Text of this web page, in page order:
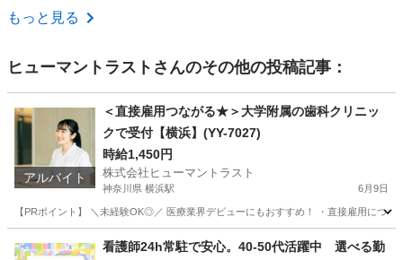
東京 羽村市
もっと見る
ヒューマントラスト さんのその他の投稿記事：
アルバイト
＜直接雇用つながる★＞大学附属の歯科クリニッ
クで受付【横浜】(YY-7027)
時給1,450円
株式会社ヒューマントラスト
神奈川県 横浜駅 6月9日
【PRポイント】 ＼未経験OK◎／ 医療業界デビューにもおすすめ！ ・直接雇用に
横浜駅 受付 ヒューマントラスト
看護師24h常駐で安心。40-50代活躍中 選べる勤